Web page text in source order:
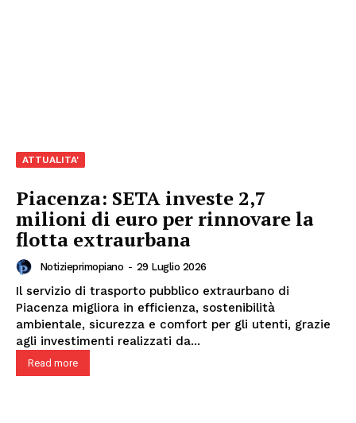
ATTUALITA'
Piacenza: SETA investe 2,7
milioni di euro per rinnovare la
flotta extraurbana
Notizieprimopiano - 29 Luglio 2026
Il servizio di trasporto pubblico extraurbano di
Piacenza migliora in efficienza, sostenibilità
ambientale, sicurezza e comfort per gli utenti, grazie
agli investimenti realizzati da...
Read more